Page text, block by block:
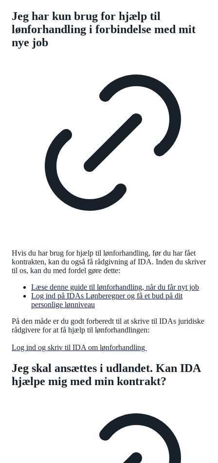
Jeg har kun brug for hjælp til
lønforhandling i forbindelse med mit
nye job
Hvis du har brug for hjælp til lønforhandling, før du har fået
kontrakten, kan du også få rådgivning af IDA. Inden du skriver
til os, kan du med fordel gøre dette:
Læse denne guide til lønforhandling, når du får nyt job
Log ind på IDAs Lønberegner og få et bud på dit
personlige lønniveau
På den måde er du godt forberedt til at skrive til IDAs juridiske
rådgivere for at få hjælp til lønforhandlingen:
Log ind og skriv til IDA om lønforhandling
Jeg skal ansættes i udlandet. Kan IDA
hjælpe mig med min kontrakt?